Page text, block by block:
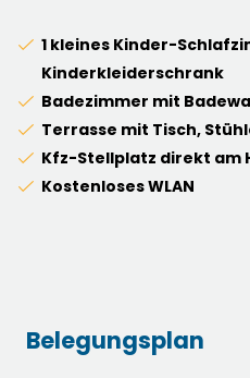
1 kleines Kinder-
Kinderkleiderschrank
Badezimmer mit
Terrasse mit Tisch,
Kfz-Stellplatz direkt am
Kostenloses WLAN
Belegungsplan